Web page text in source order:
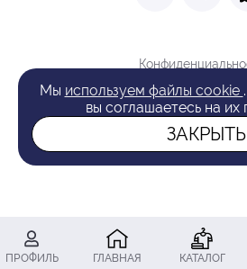
ПРОФИЛЬ ГЛАВНАЯ КАТАЛОГ
Политика обработки
Оферта
Поиск
© 2026 VAN
Мы используем файлы cookie
вы соглашаетесь на
ЗАКРЫТЬ